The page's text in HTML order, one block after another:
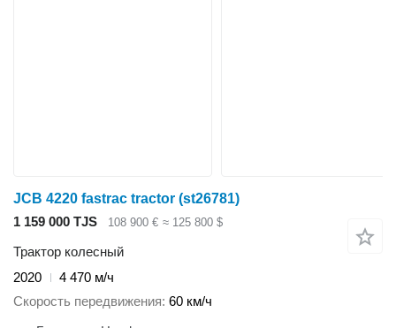
JCB 4220 fastrac tractor (st26781)
1 159 000 TJS
108 900 € ≈ 125 800 $
Трактор колесный
2020
4 470 м/ч
Скорость передвижения 60 км/ч